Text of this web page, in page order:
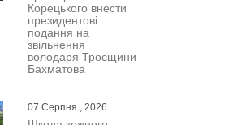
Корецького внести
президентові
подання на
звільнення
володаря Троєщини
Бахматова
07 Серпня , 2026